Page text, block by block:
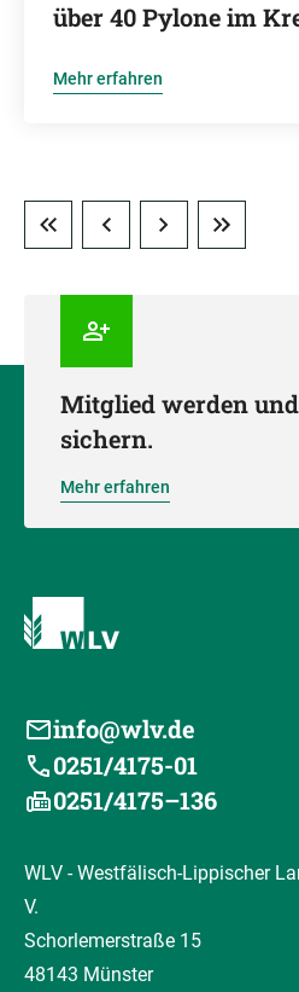
über 40 Pylone im
Mehr erfahren
Mitglied werden
sichern.
Mehr erfahren
info@wlv.de
0251/4175-01
0251/4175–136
WLV - Westfälisch-Lippischer
V.
Schorlemerstraße 15
48143 Münster